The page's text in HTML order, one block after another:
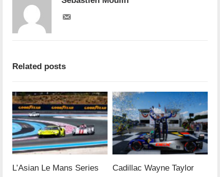
Related posts
L’Asian Le Mans Series
Cadillac Wayne Taylor